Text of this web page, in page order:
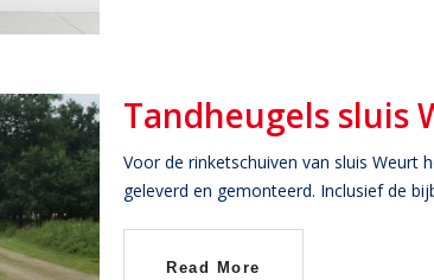
Tandheugels sluis
Voor de rinketschuiven van sluis Weurt
geleverd en gemonteerd. Inclusief de
Read More